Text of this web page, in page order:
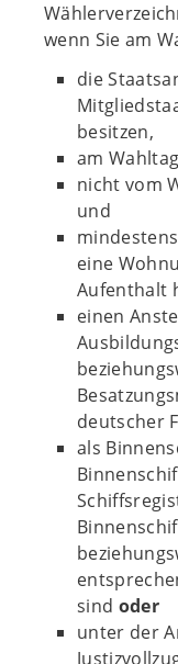
wenn Sie am
die
besitzen,
am
nicht vom
und
eine
Aufenthalt
einen
deutscher
als
sind oder
unter der